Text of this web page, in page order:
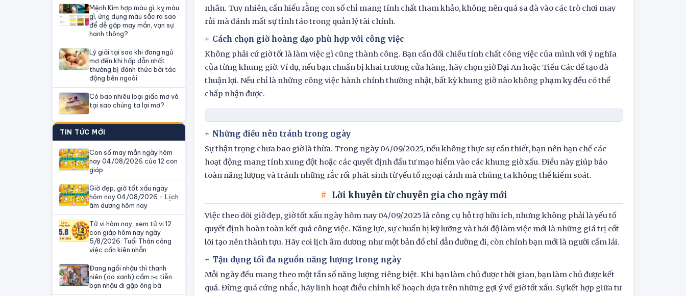
Mệnh Kim hợp màu gì, kỵ màu
gì, ứng dụng màu sắc ra sao
để dễ gặp may mắn, vạn sự
hanh thông?
Lý giải tại sao khi đang ngủ
mơ đến khi hấp dẫn nhất
thường bị đánh thức bởi tác
động bên ngoài
Có bao nhiêu loại giấc mơ và
tại sao chúng ta lại mơ?
TIN TỨC MỚI
Con số may mắn ngày hôm
nay 04/08/2026 của 12 con
giáp
Giờ đẹp, giờ tốt xấu ngày
hôm nay 04/08/2026 - Lịch
âm dương hôm nay
Tử vi hôm nay, xem tử vi 12
con giáp hôm nay ngày
5/8/2026: Tuổi Thân công
việc cần kiên nhẫn
Đang ngồi nhậu thì thanh
niên (áo xanh) cầm ✂️ tiễn
bạn nhậu đi gặp ông bà
nhân. Tuy nhiên, cần hiểu rằng con số chỉ mang tính chất tham khảo, không nên quá sa đà vào các trò chơi may
rủi mà đánh mất sự tỉnh táo trong quản lý tài chính.
Cách chọn giờ hoàng đạo phù hợp với công việc
Không phải cứ giờ tốt là làm việc gì cũng thành công. Bạn cần đối chiếu tính chất công việc của mình với ý nghĩa
của từng khung giờ. Ví dụ, nếu bạn chuẩn bị khai trương cửa hàng, hãy chọn giờ Đại An hoặc Tiểu Các để tạo đà
thuận lợi. Nếu chỉ là những công việc hành chính thường nhật, bất kỳ khung giờ nào không phạm kỵ đều có thể
chấp nhận được.
Những điều nên tránh trong ngày
Sự thận trọng chưa bao giờ là thừa. Trong ngày 04/09/2025, nếu không thực sự cần thiết, bạn nên hạn chế các
hoạt động mang tính xung đột hoặc các quyết định đầu tư mạo hiểm vào các khung giờ xấu. Điều này giúp bảo
toàn năng lượng và tránh những rắc rối phát sinh từ yếu tố ngoại cảnh mà chúng ta không thể kiểm soát.
Lời khuyên từ chuyên gia cho ngày mới
Việc theo dõi giờ đẹp, giờ tốt xấu ngày hôm nay 04/09/2025 là công cụ hỗ trợ hữu ích, nhưng không phải là yếu tố
quyết định hoàn toàn kết quả công việc. Năng lực, sự chuẩn bị kỹ lưỡng và thái độ làm việc mới là những giá trị cốt
lõi tạo nên thành tựu. Hãy coi lịch âm dương như một bản đồ chỉ dẫn đường đi, còn chính bạn mới là người cầm lái.
Tận dụng tối đa nguồn năng lượng trong ngày
Mỗi ngày đều mang theo một tần số năng lượng riêng biệt. Khi bạn làm chủ được thời gian, bạn làm chủ được kết
quả. Đừng quá cứng nhắc, hãy linh hoạt điều chỉnh kế hoạch dựa trên những gợi ý về giờ tốt xấu. Sự kết hợp giữa tư